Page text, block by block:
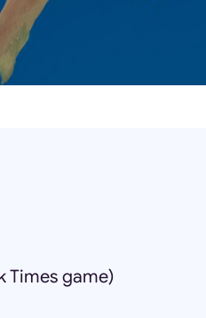
Times game)